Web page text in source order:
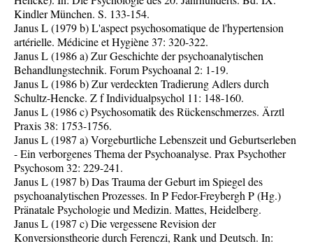
Kindler München. S. 133-154.
Janus L (1979 b) L'aspect psychosomatique de l'hypertension
artérielle. Médicine et Hygiène 37: 320-322.
Janus L (1986 a) Zur Geschichte der psychoanalytischen
Behandlungstechnik. Forum Psychoanal 2: 1-19.
Janus L (1986 b) Zur verdeckten Tradierung Adlers durch
Schultz-Hencke. Z f Individualpsychol 11: 148-160.
Janus L (1986 c) Psychosomatik des Rückenschmerzes. Ärztl
Praxis 38: 1753-1756.
Janus L (1987 a) Vorgeburtliche Lebenszeit und Geburtserleben
- Ein verborgenes Thema der Psychoanalyse. Prax Psychother
Psychosom 32: 229-241.
Janus L (1987 b) Das Trauma der Geburt im Spiegel des
psychoanalytischen Prozesses. In P Fedor-Freybergh P (Hg.)
Pränatale Psychologie und Medizin. Mattes, Heidelberg.
Janus L (1987 c) Die vergessene Revision der
Konversionstheorie durch Ferenczi, Rank und Deutsch. In: